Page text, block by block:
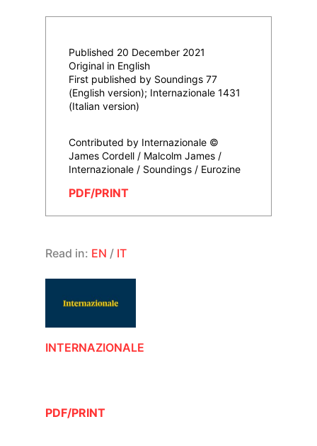
Published 20 December 2021
Original in English
First published by Soundings 77
(English version); Internazionale 1431
(Italian version)
Contributed by Internazionale ©
James Cordell / Malcolm James /
Internazionale / Soundings / Eurozine
PDF/PRINT
Read in: EN / IT
INTERNAZIONALE
PDF/PRINT